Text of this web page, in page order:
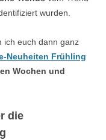
wurden.
ich euch dann ganz
Neuheiten Frühling
Wochen und
die